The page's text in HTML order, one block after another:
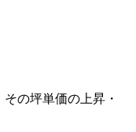
の坪単価の上昇・